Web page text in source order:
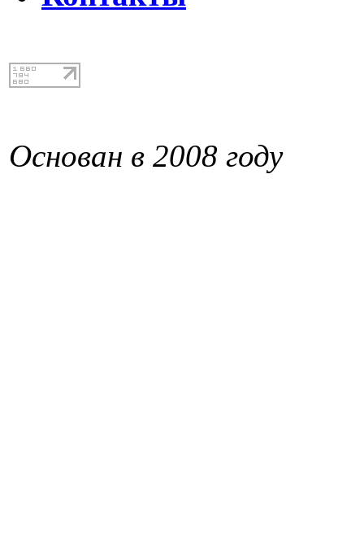
Основан в 2008 году